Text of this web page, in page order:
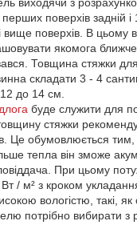
поверхів задній
і вище поверхів. В цьому
якомога
Товщина стяжки
складати 3 - 4
до 14 см.
буде служити для
стяжки
Це обумовлюється
тепла він зможе
При цьому
/ м² з кроком
вологістю, такі,
потрібно вибирати з